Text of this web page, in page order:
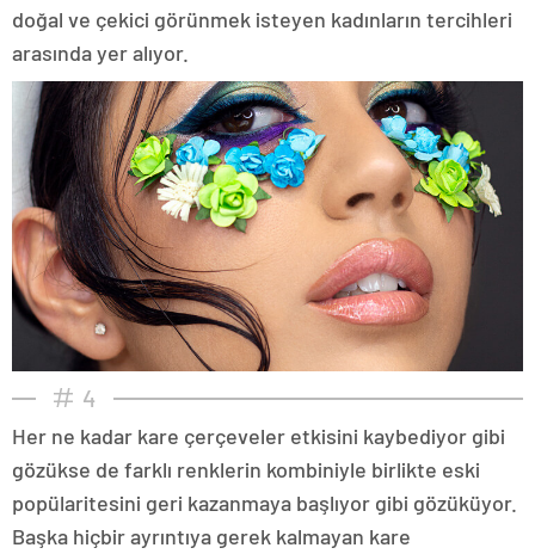
doğal ve çekici görünmek isteyen kadınların tercihleri
arasında yer alıyor.
4
Her ne kadar kare çerçeveler etkisini kaybediyor gibi
gözükse de farklı renklerin kombiniyle birlikte eski
popülaritesini geri kazanmaya başlıyor gibi gözüküyor.
Başka hiçbir ayrıntıya gerek kalmayan kare